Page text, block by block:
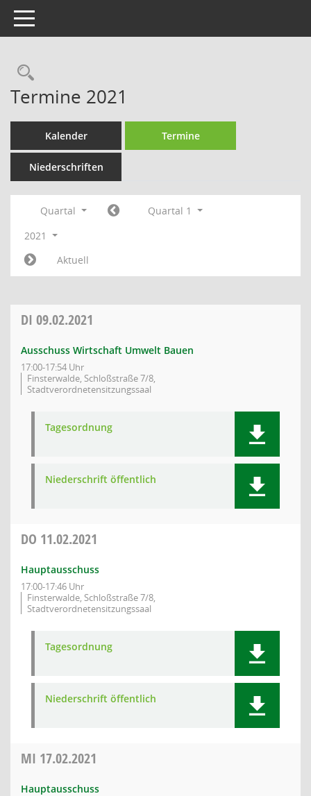
Toggle navigation
Rechercheauswahl
Termine 2021
Kalender Termine
Niederschriften
Quartal
Quartal 1
2021
Aktuell
DI 09.02.2021
Ausschuss Wirtschaft Umwelt Bauen
17:00-17:54 Uhr
Finsterwalde, Schloßstraße 7/8,
Stadtverordnetensitzungssaal
Tagesordnung
Niederschrift öffentlich
DO 11.02.2021
Hauptausschuss
17:00-17:46 Uhr
Finsterwalde, Schloßstraße 7/8,
Stadtverordnetensitzungssaal
Tagesordnung
Niederschrift öffentlich
MI 17.02.2021
Hauptausschuss